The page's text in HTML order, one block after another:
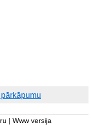
Www versija